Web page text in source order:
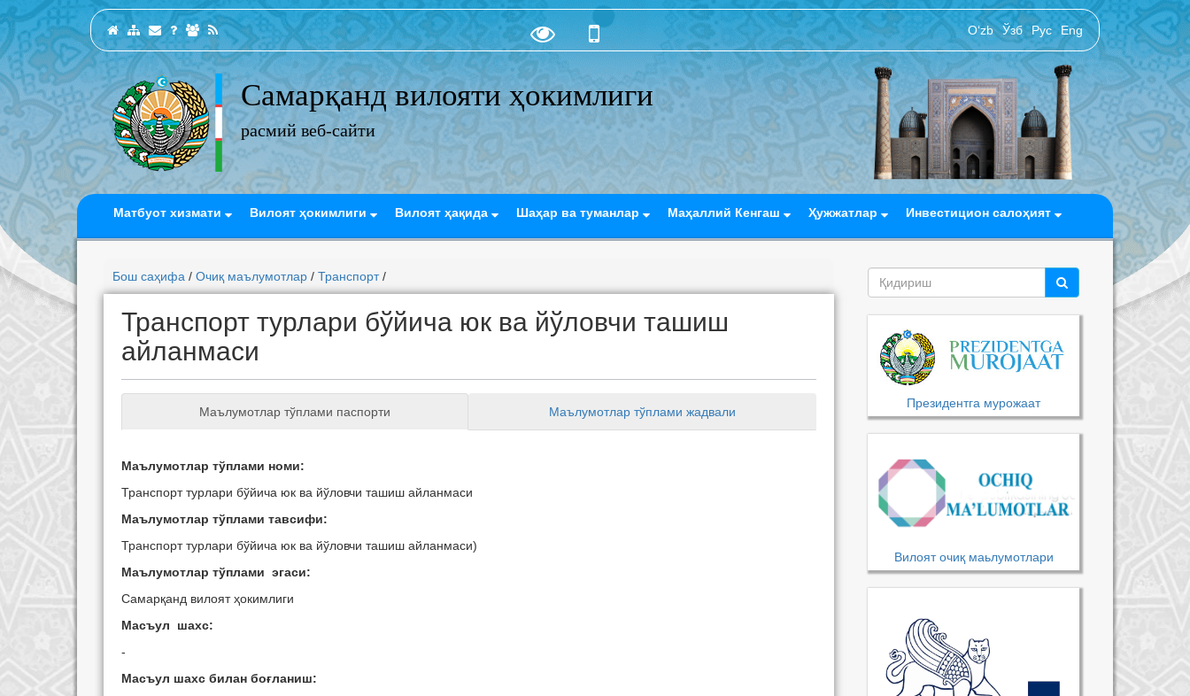
O‘zb Ўзб Рус Eng
Самарқанд вилояти ҳокимлиги
расмий веб-сайти
Матбуот хизмати Вилоят ҳокимлиги Вилоят ҳақида Шаҳар ва туманлар Маҳаллий Кенгаш Ҳужжатлар Инвестицион салоҳият
Бош саҳифа / Очиқ маълумотлар / Транспорт /
Транспорт турлари бўйича юк ва йўловчи ташиш
айланмаси
Маълумотлар тўплами паспорти Маълумотлар тўплами жадвали
Маълумотлар тўплами номи:
Транспорт турлари бўйича юк ва йўловчи ташиш айланмаси
Маълумотлар тўплами тавсифи:
Транспорт турлари бўйича юк ва йўловчи ташиш айланмаси)
Маълумотлар тўплами эгаси:
Самарқанд вилоят ҳокимлиги
Масъул шахс:
-
Масъул шахс билан боғланиш:
Президентга мурожаат
Вилоят очиқ маьлумотлари